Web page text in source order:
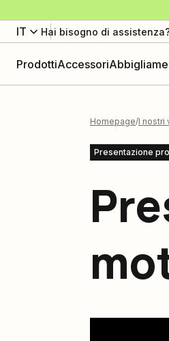
IT Hai bisogno di
ProdottiAccessori
Homepage I nostri
Presentazione